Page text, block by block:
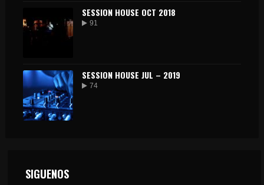
SESSION HOUSE OCT 2018
91
SESSION HOUSE JUL – 2019
74
SIGUENOS